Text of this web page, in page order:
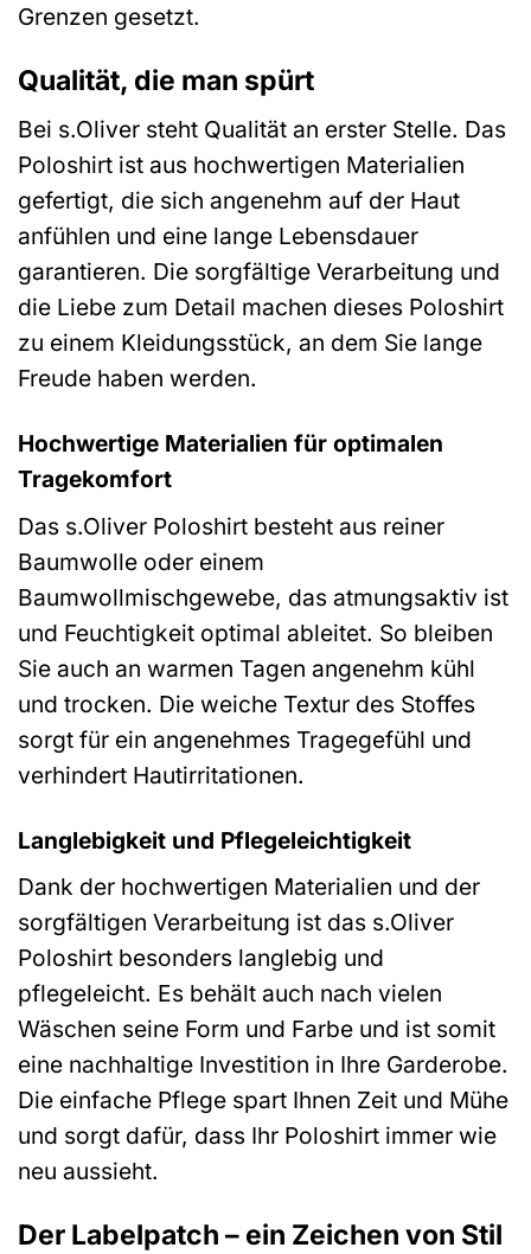
Grenzen gesetzt.
Qualität, die man spürt
Bei s.Oliver steht Qualität an erster Stelle. Das
Poloshirt ist aus hochwertigen Materialien
gefertigt, die sich angenehm auf der Haut
anfühlen und eine lange Lebensdauer
garantieren. Die sorgfältige Verarbeitung und
die Liebe zum Detail machen dieses Poloshirt
zu einem Kleidungsstück, an dem Sie lange
Freude haben werden.
Hochwertige Materialien für optimalen
Tragekomfort
Das s.Oliver Poloshirt besteht aus reiner
Baumwolle oder einem
Baumwollmischgewebe, das atmungsaktiv ist
und Feuchtigkeit optimal ableitet. So bleiben
Sie auch an warmen Tagen angenehm kühl
und trocken. Die weiche Textur des Stoffes
sorgt für ein angenehmes Tragegefühl und
verhindert Hautirritationen.
Langlebigkeit und Pflegeleichtigkeit
Dank der hochwertigen Materialien und der
sorgfältigen Verarbeitung ist das s.Oliver
Poloshirt besonders langlebig und
pflegeleicht. Es behält auch nach vielen
Wäschen seine Form und Farbe und ist somit
eine nachhaltige Investition in Ihre Garderobe.
Die einfache Pflege spart Ihnen Zeit und Mühe
und sorgt dafür, dass Ihr Poloshirt immer wie
neu aussieht.
Der Labelpatch – ein Zeichen von Stil